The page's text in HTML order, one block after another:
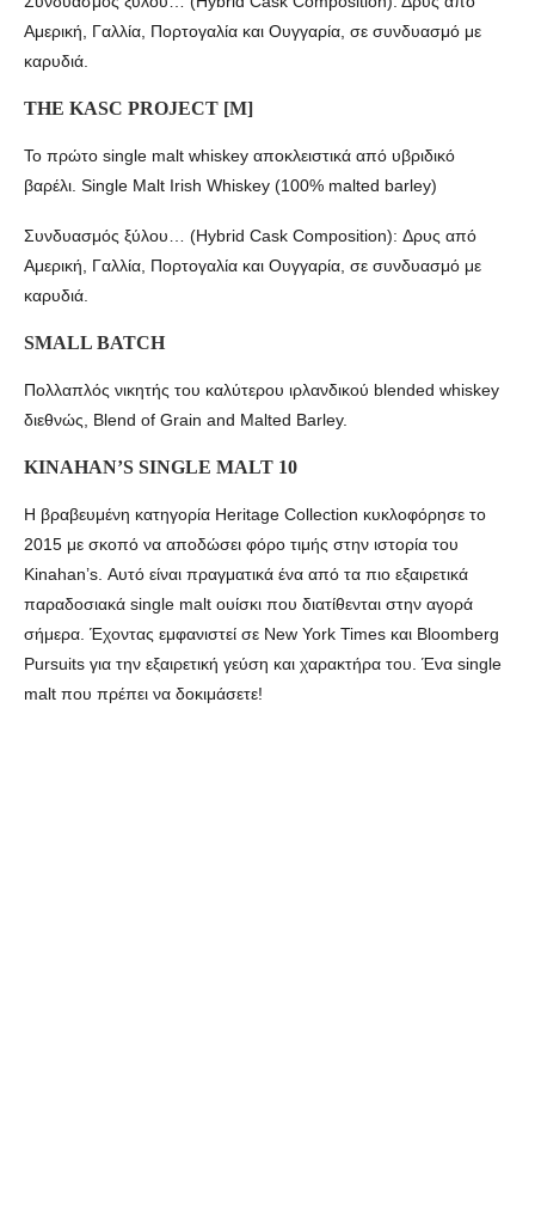
Αμερική, Γαλλία, Πορτογαλία και Ουγγαρία, σε συνδυασμό με
καρυδιά.
THE KASC PROJECT [M]
Το πρώτο single malt whiskey αποκλειστικά από υβριδικό
βαρέλι. Single Malt Irish Whiskey (100% malted barley)
Συνδυασμός ξύλου… (Hybrid Cask Composition): Δρυς από
Αμερική, Γαλλία, Πορτογαλία και Ουγγαρία, σε συνδυασμό με
καρυδιά.
SMALL BATCH
Πολλαπλός νικητής του καλύτερου ιρλανδικού blended whiskey
διεθνώς, Blend of Grain and Malted Barley.
KINAHAN’S SINGLE MALT 10
Η βραβευμένη κατηγορία Heritage Collection κυκλοφόρησε το
2015 με σκοπό να αποδώσει φόρο τιμής στην ιστορία του
Kinahan’s. Αυτό είναι πραγματικά ένα από τα πιο εξαιρετικά
παραδοσιακά single malt ουίσκι που διατίθενται στην αγορά
σήμερα. Έχοντας εμφανιστεί σε New York Times και Bloomberg
Pursuits για την εξαιρετική γεύση και χαρακτήρα του. Ένα single
malt που πρέπει να δοκιμάσετε!